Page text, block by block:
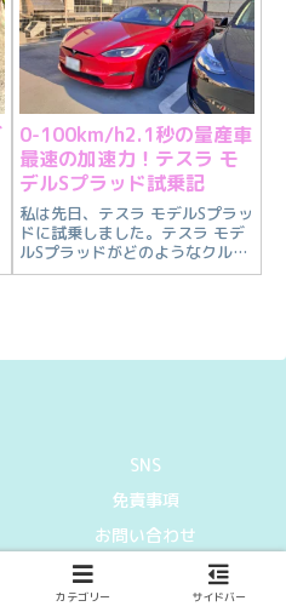
0-100km/h2.1秒の量産車
最速の加速力！テスラ モ
デルSプラッド試乗記
私は先日、テスラ モデルSプラッ
ドに試乗しました。テスラ モデ
ルSプラッドがどのようなクルマ
なのか私の感想と共に紹介しま
SNS
免責事項
お問い合わせ
I get information.
カテゴリー サイドバー